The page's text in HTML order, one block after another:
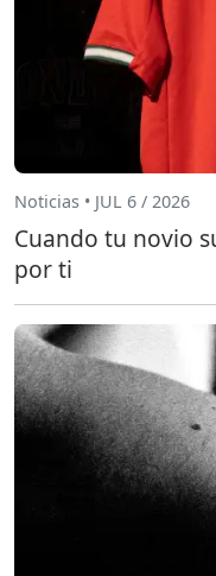
Noticias • JUL 6 / 2026
Cuando tu novio
por ti